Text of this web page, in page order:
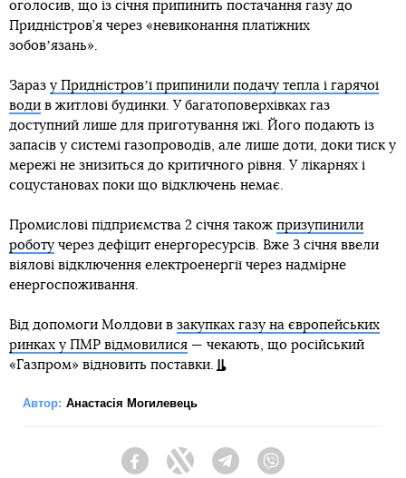
оголосив, що із січня припинить постачання газу до
Придністров’я через «невиконання платіжних
зобовʼязань».
Зараз у Придністровʼї припинили подачу тепла і гарячої
води в житлові будинки. У багатоповерхівках газ
доступний лише для приготування їжі. Його подають із
запасів у системі газопроводів, але лише доти, доки тиск у
мережі не знизиться до критичного рівня. У лікарнях і
соцустановах поки що відключень немає.
Промислові підприємства 2 січня також призупинили
роботу через дефіцит енергоресурсів. Вже 3 січня ввели
віялові відключення електроенергії через надмірне
енергоспоживання.
Від допомоги Молдови в закупках газу на європейських
ринках у ПМР відмовилися — чекають, що російський
«Газпром» відновить поставки.
Автор: Анастасія Могилевець
FacebookTwitter Telegram